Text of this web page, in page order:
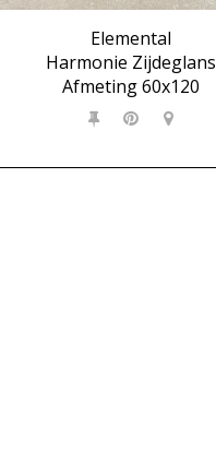
Elemental
Harmonie Zijdeglans
Afmeting 60x120